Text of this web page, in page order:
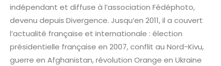
indépendant et diffuse à l’association Fédéphoto,
devenu depuis Divergence. Jusqu’en 2011, il a couvert
l’actualité française et internationale : élection
présidentielle française en 2007, conflit au Nord-Kivu,
guerre en Afghanistan, révolution Orange en Ukraine